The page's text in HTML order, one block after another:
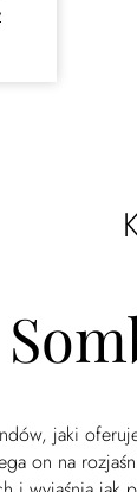
jaki
on na